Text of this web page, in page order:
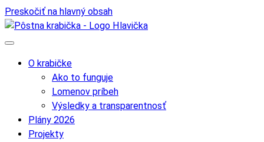
Preskočiť na hlavný obsah
O krabičke
Ako to funguje
Lomenov príbeh
Výsledky a transparentnosť
Plány 2026
Projekty